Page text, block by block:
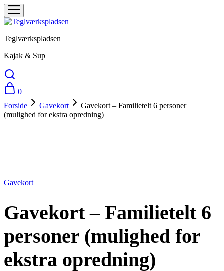
Teglværkspladsen
Kajak & Sup
0
Forside
Gavekort
Gavekort – Familietelt 6 personer
(mulighed for ekstra opredning)
Gavekort
Gavekort – Familietelt 6
personer (mulighed for
ekstra opredning)